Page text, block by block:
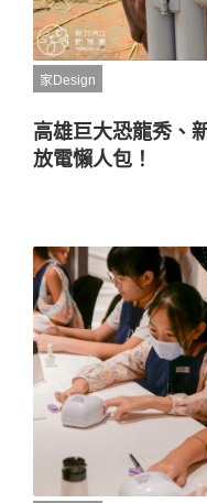
家Design
高雄巨大恐龍秀、
放電懶人包！